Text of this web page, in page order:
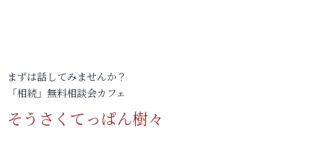
まずは話してみませんか？
「相続」無料相談会カフェ
そうさくてっぱん樹々